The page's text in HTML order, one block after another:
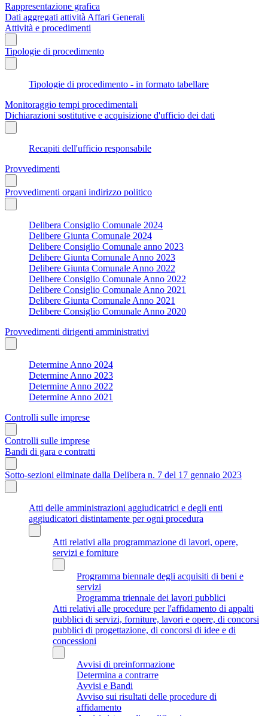
Rappresentazione grafica
Dati aggregati attività Affari Generali
Attività e procedimenti
Tipologie di procedimento
Tipologie di procedimento - in formato tabellare
Monitoraggio tempi procedimentali
Dichiarazioni sostitutive e acquisizione d'ufficio dei dati
Recapiti dell'ufficio responsabile
Provvedimenti
Provvedimenti organi indirizzo politico
Delibera Consiglio Comunale 2024
Delibere Giunta Comunale 2024
Delibere Consiglio Comunale anno 2023
Delibere Giunta Comunale Anno 2023
Delibere Giunta Comunale Anno 2022
Delibere Consiglio Comunale Anno 2022
Delibere Consiglio Comunale Anno 2021
Delibere Giunta Comunale Anno 2021
Delibere Consiglio Comunale Anno 2020
Provvedimenti dirigenti amministrativi
Determine Anno 2024
Determine Anno 2023
Determine Anno 2022
Determine Anno 2021
Controlli sulle imprese
Controlli sulle imprese
Bandi di gara e contratti
Sotto-sezioni eliminate dalla Delibera n. 7 del 17 gennaio 2023
Atti delle amministrazioni aggiudicatrici e degli enti
aggiudicatori distintamente per ogni procedura
Atti relativi alla programmazione di lavori, opere,
servizi e forniture
Programma biennale degli acquisiti di beni e
servizi
Programma triennale dei lavori pubblici
Atti relativi alle procedure per l'affidamento di appalti
pubblici di servizi, forniture, lavori e opere, di concorsi
pubblici di progettazione, di concorsi di idee e di
concessioni
Avvisi di preinformazione
Determina a contrarre
Avvisi e Bandi
Avviso sui risultati delle procedure di
affidamento